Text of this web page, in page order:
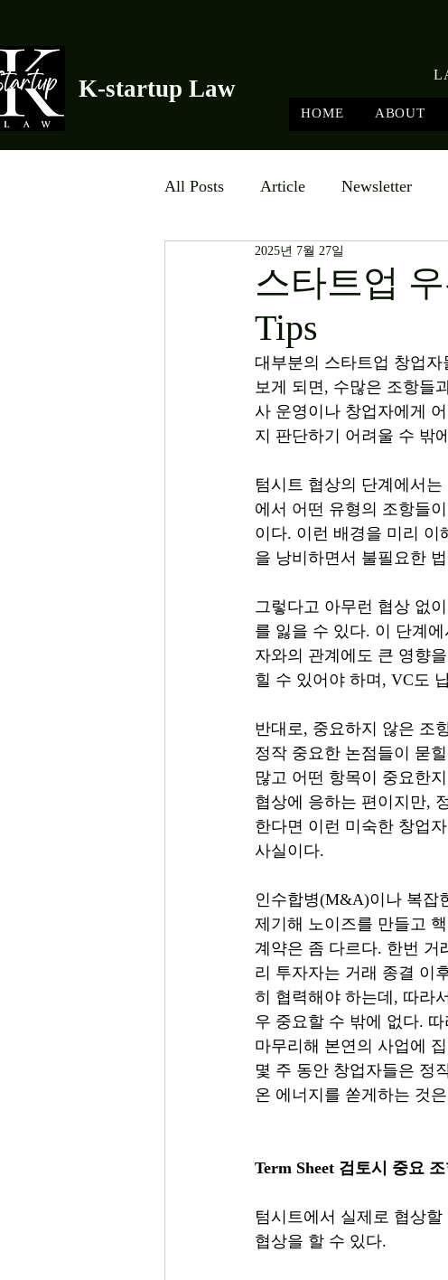
K-startup Law
HOME ABOUT
All Posts Article Newsletter
스타트업
Tips
2025년 7월 27일
대부분의 스타트업 창업
보게 되면, 수많은 조항들
사 운영이나 창업자에게
지 판단하기 어려울 수 밖
텀시트 협상의 단계에서
에서 어떤 유형의 조항들
이다. 이런 배경을 미리 이
을 낭비하면서 불필요한
그렇다고 아무런 협상 없
를 잃을 수 있다. 이 단계
자와의 관계에도 큰 영향
힐 수 있어야 하며, VC도
반대로, 중요하지 않은 조
정작 중요한 논점들이 묻
많고 어떤 항목이 중요한
협상에 응하는 편이지만,
한다면 이런 미숙한 창업
사실이다.
인수합병(M&A)이나 복잡
제기해 노이즈를 만들고
계약은 좀 다르다. 한번 거
리 투자자는 거래 종결 이
히 협력해야 하는데, 따라
우 중요할 수 밖에 없다.
마무리해 본연의 사업에
몇 주 동안 창업자들은 정
온 에너지를 쏟게하는 것
Term Sheet 검토시 중요
텀시트에서 실제로 협상
협상을 할 수 있다.